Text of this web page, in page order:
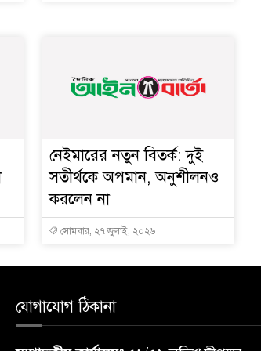
নেইমারের নতুন বিতর্ক: দুই
সতীর্থকে অপমান, অনুশীলনও
করলেন না
সোমবার, ২৭ জুলাই, ২০২৬
যোগাযোগ ঠিকানা